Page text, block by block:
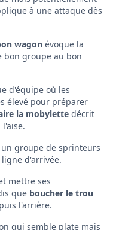
à une attaque dès
wagon évoque la
groupe au bon
d'équipe où les
élevé pour préparer
la mobylette décrit
groupe de sprinteurs
d'arrivée.
mettre ses
que boucher le trou
l'arrière.
qui semble plate mais